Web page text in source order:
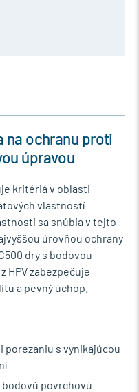
na ochranu proti
úpravou
kritériá v oblasti
vlastností
sa snúbia v tejto
úrovňou ochrany
dry s bodovou
HPV zabezpečuje
a pevný úchop.
porezaniu s vynikajúcou
bodovú povrchovú